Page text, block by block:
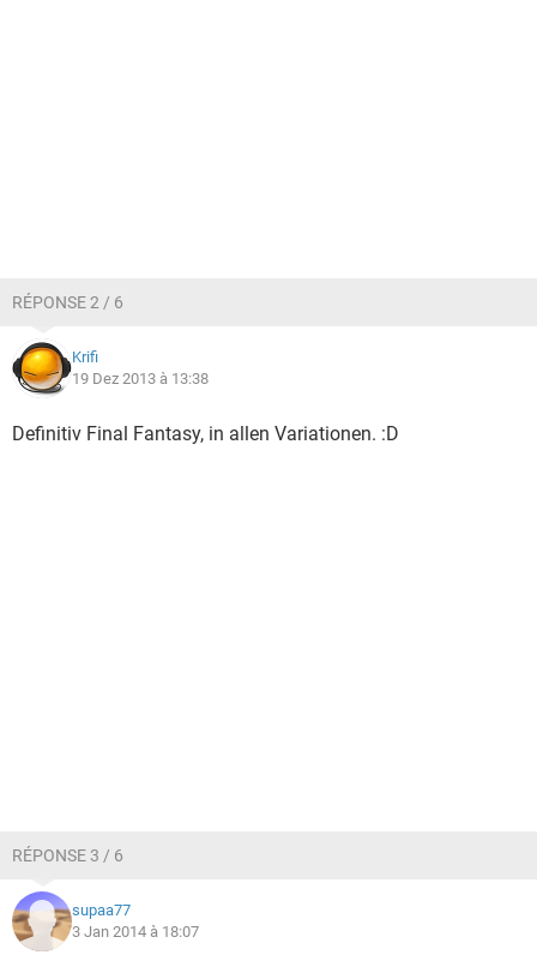
RÉPONSE 2 / 6
Krifi
19 Dez 2013 à 13:38
Definitiv Final Fantasy, in allen Variationen. :D
RÉPONSE 3 / 6
supaa77
3 Jan 2014 à 18:07